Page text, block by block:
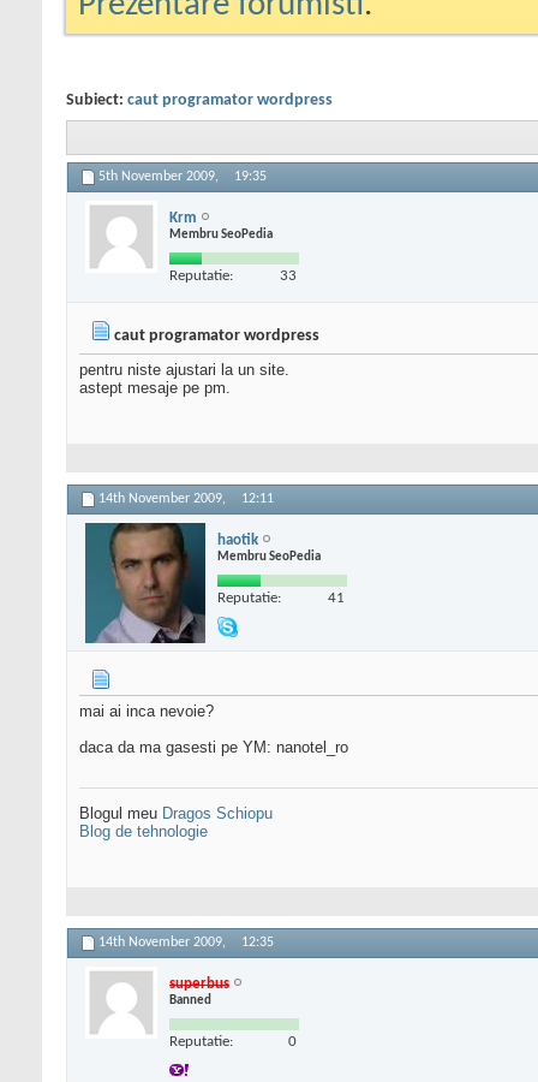
Subiect: caut programator wordpress
5th November 2009, 19:35
Krm
Membru SeoPedia
Reputatie: 33
caut programator wordpress
pentru niste ajustari la un site.
astept mesaje pe pm.
14th November 2009, 12:11
haotik
Membru SeoPedia
Reputatie: 41
mai ai inca nevoie?
daca da ma gasesti pe YM: nanotel_ro
Blogul meu Dragos Schiopu
Blog de tehnologie
14th November 2009, 12:35
superbus
Banned
Reputatie: 0